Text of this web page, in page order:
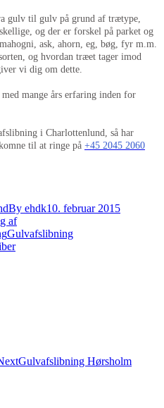
gulv til gulv på grund af trætype,
og der er forskel på parket og
ask, ahorn, eg, bøg, fyr m.m.
og hvordan træet tager imod
vi dig om dette.
mange års erfaring inden for
i Charlottenlund, så har
til at ringe på +45 2045 2060
By ehdk10. februar 2015
af
Gulvafslibning
Next
Gulvafslibning Hørsholm